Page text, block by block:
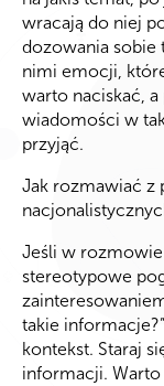
wracają do niej
dozowania sobie
nimi emocji,
warto naciskać,
wiadomości w
przyjąć.
Jak rozmawiać z
Jeśli w
stereotypowe
takie
kontekst. Staraj
informacji.